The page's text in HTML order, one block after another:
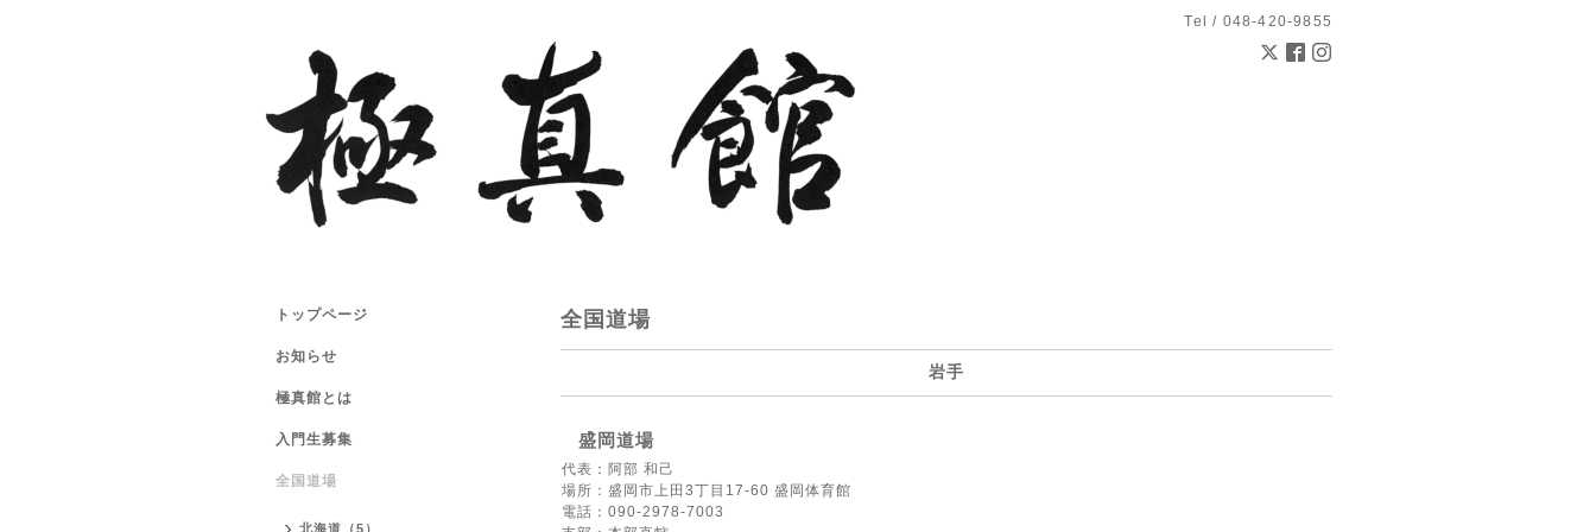
Tel / 048-420-9855
全国道場
岩手
盛岡道場
代表：阿部 和己
場所：盛岡市上田3丁目17-60 盛岡体育館
電話：090-2978-7003
トップページ
お知らせ
極真館とは
入門生募集
全国道場
北海道（5）